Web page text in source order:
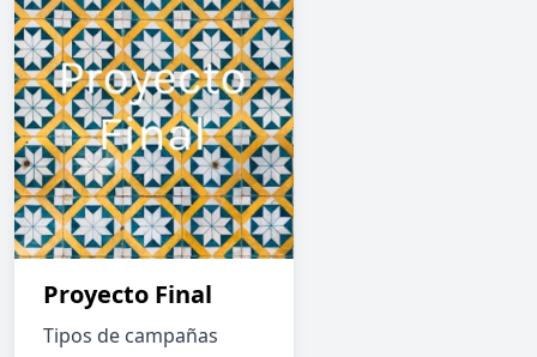
Proyecto Final
Tipos de campañas